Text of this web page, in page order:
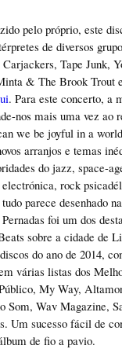
pelo próprio, este
de diversos
Tape Junk,
& The Brook Trout
. Para este concerto, a
nos mais uma vez ao
we be joyful in a
arranjos e temas
do jazz, space-
rock
parece desenhado
foi um dos
sobre a cidade de
do ano de 2014,
várias listas dos
My Way,
Som, Wav Magazine,
Um sucesso fácil de
de fio a pavio.